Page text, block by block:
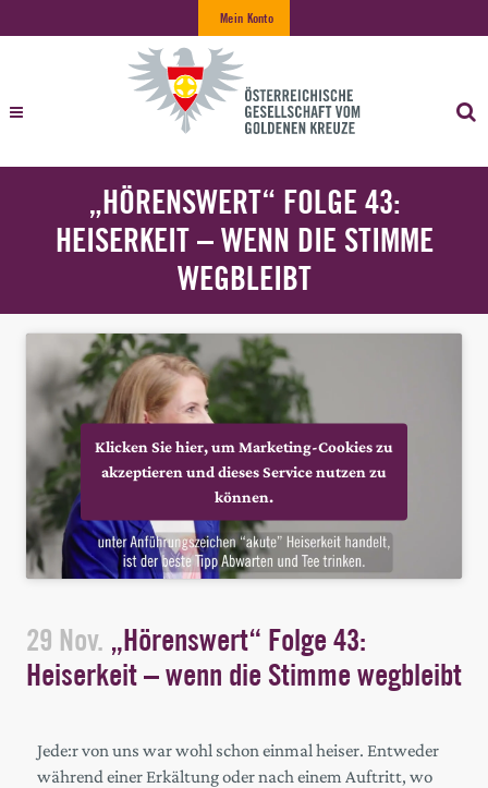
Mein Konto
„HÖRENSWERT“ FOLGE 43:
HEISERKEIT – WENN DIE STIMME
WEGBLEIBT
Klicken Sie hier, um Marketing-Cookies zu
akzeptieren und dieses Service nutzen zu
können.
29 Nov. „Hörenswert“ Folge 43:
Heiserkeit – wenn die Stimme wegbleibt
Jede:r von uns war wohl schon einmal heiser. Entweder
während einer Erkältung oder nach einem Auftritt, wo